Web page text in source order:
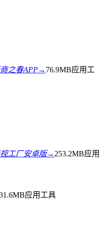
之春APP→ 76.9MB应用工
工厂安卓版→ 253.2MB应用
应用工具